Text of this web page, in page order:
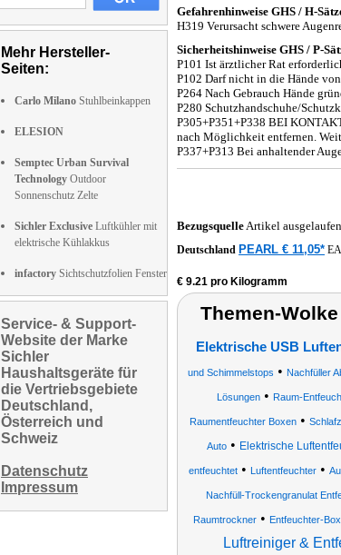
Mehr Hersteller-
Seiten:
Carlo Milano Stuhlbeinkappen
ELESION
Semptec Urban Survival
Technology Outdoor
Sonnenschutz Zelte
Sichler Exclusive Luftkühler mit
elektrische Kühlakkus
infactory Sichtschutzfolien Fenster
Service- & Support-
Website der Marke
Sichler
Haushaltsgeräte für
die Vertriebsgebiete
Deutschland,
Österreich und
Schweiz
Datenschutz
Impressum
Gefahrenhinweise GHS / H-
H319 Verursacht schwere
Sicherheitshinweise GHS / P-
P101 Ist ärztlicher Rat
P102 Darf nicht in die Hände
P264 Nach Gebrauch Hände
P280 Schutzhandschuhe/
P305+P351+P338 BEI
nach Möglichkeit entfernen.
P337+P313 Bei anhaltender
BezugsquelleArtikel
Deutschland PEARL € 11,05*
€ 9.21 pro Kilogramm
Themen-
Elektrische USB
und Schimmelstops • Nachfüller
Lösungen• Raum-
Raumentfeuchter Boxen•
Auto • Elektrische
entfeuchtet• Luftentfeuchter•
Nachfüll-Trockengranulat
Raumtrockner • Entfeuchter-
Luftreiniger &